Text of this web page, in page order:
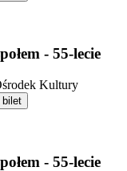
- 55-lecie
Kultury
bilet
- 55-lecie